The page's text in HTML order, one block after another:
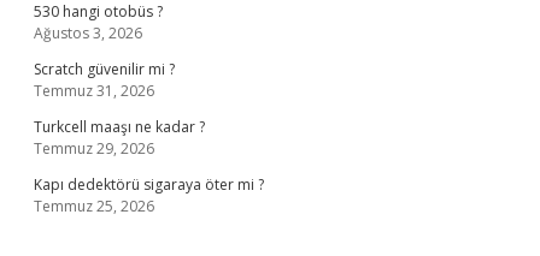
530 hangi otobüs ?
Ağustos 3, 2026
Scratch güvenilir mi ?
Temmuz 31, 2026
Turkcell maaşı ne kadar ?
Temmuz 29, 2026
Kapı dedektörü sigaraya öter mi ?
Temmuz 25, 2026